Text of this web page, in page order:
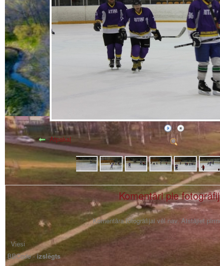
Atpakaļ
Komentāri pie
Komentāra fotogrāfijai vēl nav. Atstājiet
BBCode -izslēgts